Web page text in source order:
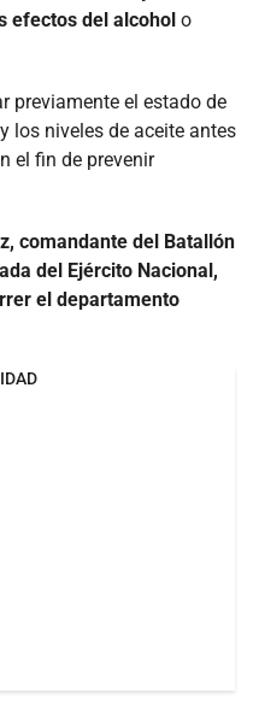
efectos del alcohol o
previamente el estado de
los niveles de aceite antes
el fin de prevenir
comandante del Batallón
del Ejército Nacional,
el departamento